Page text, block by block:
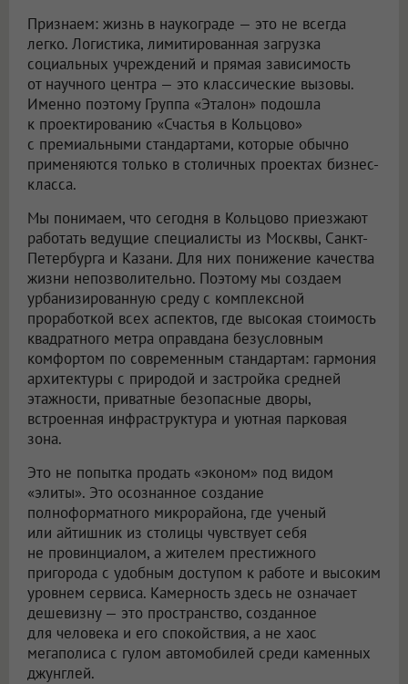
Признаем: жизнь в наукограде — это не всегда
легко. Логистика, лимитированная загрузка
социальных учреждений и прямая зависимость
от научного центра — это классические вызовы.
Именно поэтому Группа «Эталон» подошла
к проектированию «Счастья в Кольцово»
с премиальными стандартами, которые обычно
применяются только в столичных проектах бизнес-
класса.
Мы понимаем, что сегодня в Кольцово приезжают
работать ведущие специалисты из Москвы, Санкт-
Петербурга и Казани. Для них понижение качества
жизни непозволительно. Поэтому мы создаем
урбанизированную среду с комплексной
проработкой всех аспектов, где высокая стоимость
квадратного метра оправдана безусловным
комфортом по современным стандартам: гармония
архитектуры с природой и застройка средней
этажности, приватные безопасные дворы,
встроенная инфраструктура и уютная парковая
зона.
Это не попытка продать «эконом» под видом
«элиты». Это осознанное создание
полноформатного микрорайона, где ученый
или айтишник из столицы чувствует себя
не провинциалом, а жителем престижного
пригорода с удобным доступом к работе и высоким
уровнем сервиса. Камерность здесь не означает
дешевизну — это пространство, созданное
для человека и его спокойствия, а не хаос
мегаполиса с гулом автомобилей среди каменных
джунглей.